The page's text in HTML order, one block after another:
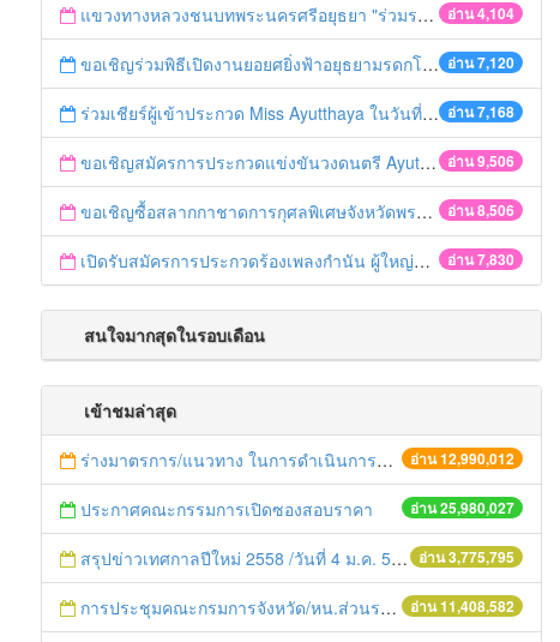
อ่าน 4,104
แขวงทางหลวงชนบทพระนครศรีอยุธยา "ร่วมรณรงค์ ขับช้า เปิดไฟหน้า คาดเข็มขัด" เทศกาลสงกรานต์ ปี 2561
อ่าน 7,120
ขอเชิญร่วมพิธีเปิดงานยอยศยิ่งฟ้าอยุธยามรดกโลก
อ่าน 7,168
ร่วมเชียร์ผู้เข้าประกวด Miss Ayutthaya ในวันที่ 15 ธันวาคม 2560
อ่าน 9,506
ขอเชิญสมัครการประกวดแข่งขันวงดนตรี Ayutthaya battle of the bands
อ่าน 8,506
ขอเชิญซื้อสลากกาชาดการกุศลพิเศษจังหวัดพระนครศรีอยุธยา 2560
อ่าน 7,830
เปิดรับสมัครการประกวดร้องเพลงกำนัน ผู้ใหญ่บ้าน ฯลฯ
สนใจมากสุดในรอบเดือน
เข้าชมล่าสุด
อ่าน 12,990,012
ร่างมาตรการ/แนวทาง ในการดำเนินการประกอบการตรวจราชการแบบบูรณาการ
อ่าน 25,980,027
ประกาศคณะกรรมการเปิดซองสอบราคา
อ่าน 3,775,795
สรุปข่าวเทศกาลปีใหม่ 2558 /วันที่ 4 ม.ค. 58
อ่าน 11,408,582
การประชุมคณะกรมการจังหวัด/หน.ส่วนราชการประจำเดือน มิถุนายน 2558